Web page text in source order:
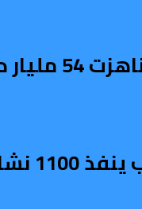
خلال 2025